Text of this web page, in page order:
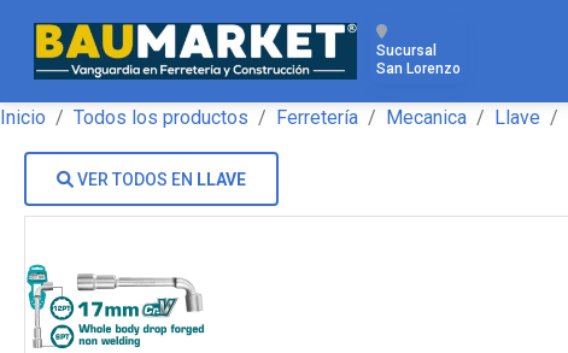
Sucursal
San Lorenzo
Inicio Todos los productos Ferretería Mecanica Llave
VER TODOS EN LLAVE